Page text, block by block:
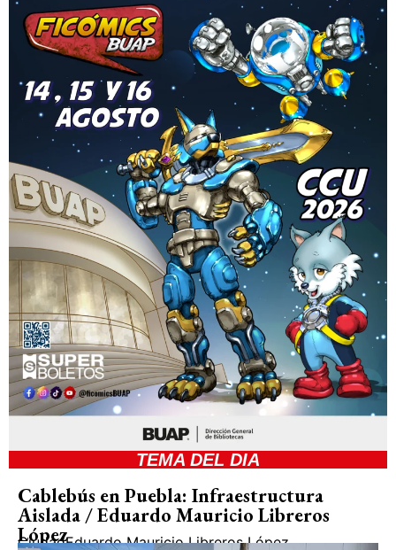
TEMA DEL DIA
Cablebús en Puebla: Infraestructura
Aislada / Eduardo Mauricio Libreros
López
CiudadEduardo Mauricio Libreros López